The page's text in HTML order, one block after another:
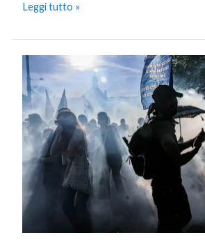
Leggi tutto »
G7,
scontri
a
Ginevra
tra
manifestanti
anti-
vertice
polizia